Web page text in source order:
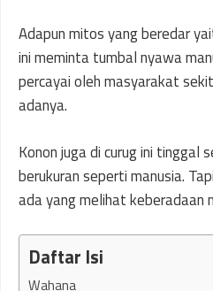
Adapun mitos yang beredar
ini meminta tumbal nyawa
percayai oleh masyarakat
adanya.
Konon juga di curug ini tinggal
berukuran seperti manusia.
ada yang melihat keberadaan
Daftar Isi
Wahana